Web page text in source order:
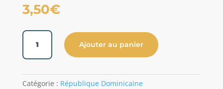
3,50€
quantité
Gandules
coco
Ajouter au panier
Catégorie : République Dominicaine